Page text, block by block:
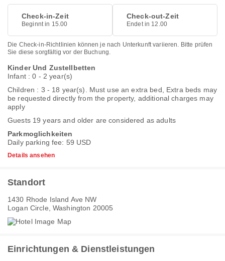
Check-in-Zeit
Beginnt in 15.00
Check-out-Zeit
Endet in 12.00
Die Check-in-Richtlinien können je nach Unterkunft variieren. Bitte prüfen
Sie diese sorgfältig vor der Buchung.
Kinder Und Zustellbetten
Infant : 0 - 2 year(s)
Children : 3 - 18 year(s). Must use an extra bed, Extra beds may
be requested directly from the property, additional charges may
apply
Guests 19 years and older are considered as adults
Parkmoglichkeiten
Daily parking fee: 59 USD
Details ansehen
Standort
1430 Rhode Island Ave NW
Logan Circle, Washington 20005
Einrichtungen & Dienstleistungen